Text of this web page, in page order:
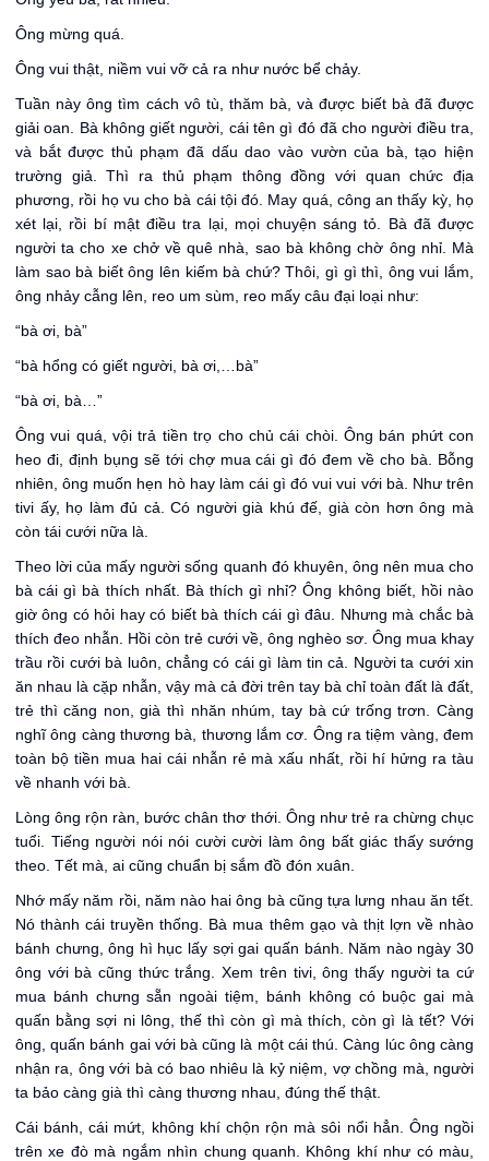
Ông mừng quá.
Ông vui thật, niềm vui vỡ cả ra như nước bể chảy.
Tuần này ông tìm cách vô tù, thăm bà, và được biết bà đã được
giải oan. Bà không giết người, cái tên gì đó đã cho người điều tra,
và bắt được thủ phạm đã dấu dao vào vườn của bà, tạo hiện
trường giả. Thì ra thủ phạm thông đồng với quan chức địa
phương, rồi họ vu cho bà cái tội đó. May quá, công an thấy kỳ, họ
xét lại, rồi bí mật điều tra lại, mọi chuyện sáng tỏ. Bà đã được
người ta cho xe chở về quê nhà, sao bà không chờ ông nhỉ. Mà
làm sao bà biết ông lên kiếm bà chứ? Thôi, gì gì thì, ông vui lắm,
ông nhảy cẫng lên, reo um sùm, reo mấy câu đại loại như:
“bà ơi, bà”
“bà hổng có giết người, bà ơi,…bà”
“bà ơi, bà…”
Ông vui quá, vội trả tiền trọ cho chủ cái chòi. Ông bán phứt con
heo đi, định bụng sẽ tới chợ mua cái gì đó đem về cho bà. Bỗng
nhiên, ông muốn hẹn hò hay làm cái gì đó vui vui với bà. Như trên
tivi ấy, họ làm đủ cả. Có người già khú đế, già còn hơn ông mà
còn tái cưới nữa là.
Theo lời của mấy người sống quanh đó khuyên, ông nên mua cho
bà cái gì bà thích nhất. Bà thích gì nhỉ? Ông không biết, hồi nào
giờ ông có hỏi hay có biết bà thích cái gì đâu. Nhưng mà chắc bà
thích đeo nhẫn. Hồi còn trẻ cưới về, ông nghèo sơ. Ông mua khay
trầu rồi cưới bà luôn, chẳng có cái gì làm tin cả. Người ta cưới xin
ăn nhau là cặp nhẫn, vậy mà cả đời trên tay bà chỉ toàn đất là đất,
trẻ thì căng non, già thì nhăn nhúm, tay bà cứ trống trơn. Càng
nghĩ ông càng thương bà, thương lắm cơ. Ông ra tiệm vàng, đem
toàn bộ tiền mua hai cái nhẫn rẻ mà xấu nhất, rồi hí hửng ra tàu
về nhanh với bà.
Lòng ông rộn ràn, bước chân thơ thới. Ông như trẻ ra chừng chục
tuổi. Tiếng người nói nói cười cười làm ông bất giác thấy sướng
theo. Tết mà, ai cũng chuẩn bị sắm đồ đón xuân.
Nhớ mấy năm rồi, năm nào hai ông bà cũng tựa lưng nhau ăn tết.
Nó thành cái truyền thống. Bà mua thêm gạo và thịt lợn về nhào
bánh chưng, ông hì hục lấy sợi gai quấn bánh. Năm nào ngày 30
ông với bà cũng thức trắng. Xem trên tivi, ông thấy người ta cứ
mua bánh chưng sẵn ngoài tiệm, bánh không có buộc gai mà
quấn bằng sợi ni lông, thế thì còn gì mà thích, còn gì là tết? Với
ông, quấn bánh gai với bà cũng là một cái thú. Càng lúc ông càng
nhận ra, ông với bà có bao nhiêu là kỷ niệm, vợ chồng mà, người
ta bảo càng già thì càng thương nhau, đúng thế thật.
Cái bánh, cái mứt, không khí chộn rộn mà sôi nổi hẳn. Ông ngồi
trên xe đò mà ngắm nhìn chung quanh. Không khí như có màu,